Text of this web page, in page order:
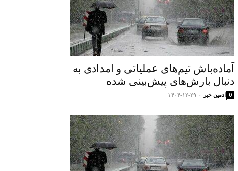
آماده‌باش تیم‌های عملیاتی و امدادی به
دنبال بارش‌های پیش‌بینی شده
ادمین خبر - ۱۴۰۴-۱۲-۲۹ 0